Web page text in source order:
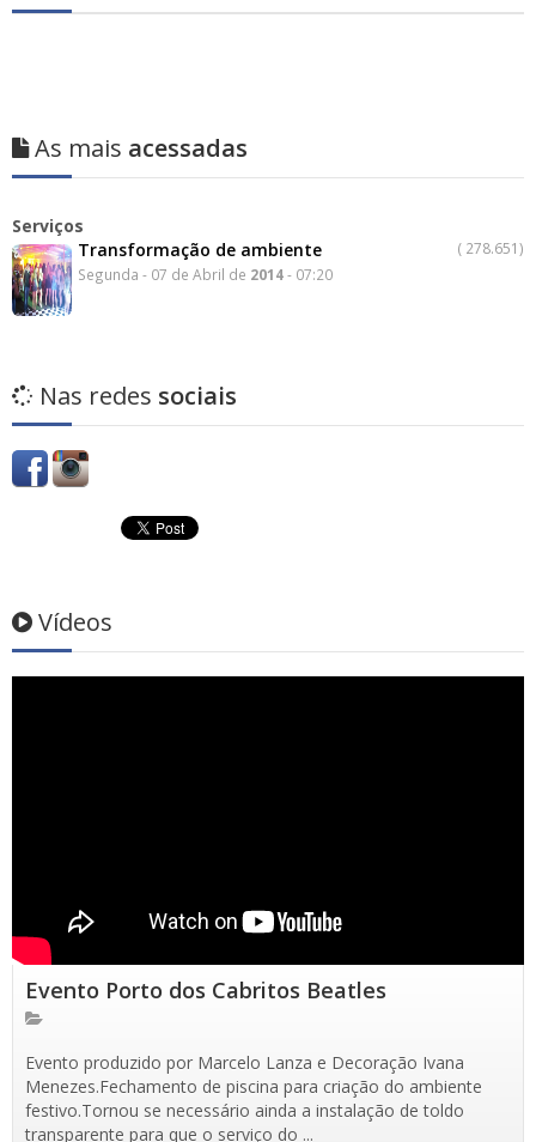
As mais acessadas
Serviços
Transformação de ambiente
( 278.651)
Segunda - 07 de Abril de 2014- 07:20
Nas redes sociais
Vídeos
Evento Porto dos Cabritos Beatles
Evento produzido por Marcelo Lanza e Decoração Ivana
Menezes.Fechamento de piscina para criação do ambiente
festivo.Tornou se necessário ainda a instalação de toldo
transparente para que o serviço do ...